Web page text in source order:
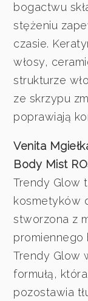
bogactwu
stężeniu
czasie.
włosy,
strukturze
ze skrzypu
poprawiają
Venita
Body Mist
Trendy Glow
kosmetyków
stworzona z
promiennego
Trendy Glow
formułą,
pozostawia